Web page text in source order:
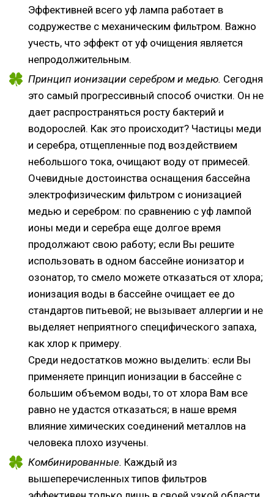
Эффективней всего уф лампа работает в
содружестве с механическим фильтром. Важно
учесть, что эффект от уф очищения является
непродолжительным.
Принцип ионизации серебром и медью. Сегодня
это самый прогрессивный способ очистки. Он не
дает распространяться росту бактерий и
водорослей. Как это происходит? Частицы меди
и серебра, отщепленные под воздействием
небольшого тока, очищают воду от примесей.
Очевидные достоинства оснащения бассейна
электрофизическим фильтром с ионизацией
медью и серебром: по сравнению с уф лампой
ионы меди и серебра еще долгое время
продолжают свою работу; если Вы решите
использовать в одном бассейне ионизатор и
озонатор, то смело можете отказаться от хлора;
ионизация воды в бассейне очищает ее до
стандартов питьевой; не вызывает аллергии и не
выделяет неприятного специфического запаха,
как хлор к примеру.
Среди недостатков можно выделить: если Вы
применяете принцип ионизации в бассейне с
большим объемом воды, то от хлора Вам все
равно не удастся отказаться; в наше время
влияние химических соединений металлов на
человека плохо изучены.
Комбинированные. Каждый из
вышеперечисленных типов фильтров